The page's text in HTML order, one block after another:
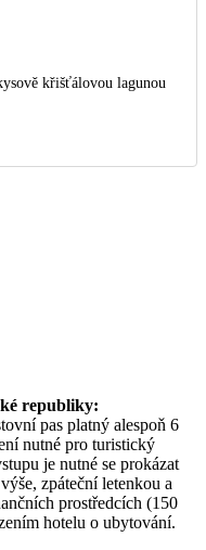
křišťálovou lagunou
republiky:
pas platný alespoň 6
nutné pro turistický
je nutné se prokázat
zpáteční letenkou a
prostředcích (150
hotelu o ubytování.